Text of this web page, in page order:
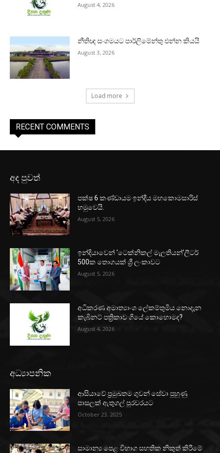
August 4, 2026
නීතිඥ සංගමයට පාර්ලිමේන්තු එන්න කියයි
August 3, 2026
Load more
RECENT COMMENTS
අද පුවත්
පක්ෂ 6 කණ්ඩායම ඉන්දීය මහකොමසාරිස්
හමුවෙයි.
August 5, 2026
ඉන්දියාවෙන් ‘ටෙක්නිකල් මැලතියන්’ලීටර්
500ක තොගයක් ශ්‍රී ලංකාවට
August 5, 2026
අධිකරණ අමාත්‍යාංශ ලේකම්තුමිය නොදැන
කැබිනට් පත්‍රිකාව ගියේ කොහොමද?
August 4, 2026
අධ්‍යාපනික
ආසියාවේ ප්‍රමුඛතම ගුවන් සේවා පුහුණු
පාසලක් ඇතුගල් පුරවරයට
October 23, 2025
සාමාන්‍ය පෙළ විභාග සහතික නිකුත් කිරීමේ